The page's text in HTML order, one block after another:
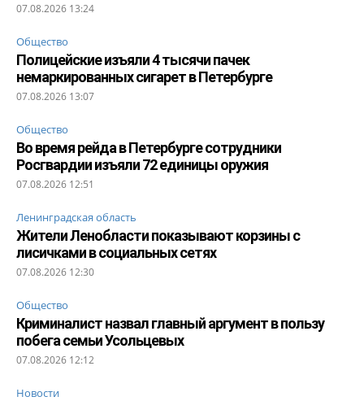
07.08.2026 13:24
Общество
Полицейские изъяли 4 тысячи пачек
немаркированных сигарет в Петербурге
07.08.2026 13:07
Общество
Во время рейда в Петербурге сотрудники
Росгвардии изъяли 72 единицы оружия
07.08.2026 12:51
Ленинградская область
Жители Ленобласти показывают корзины с
лисичками в социальных сетях
07.08.2026 12:30
Общество
Криминалист назвал главный аргумент в пользу
побега семьи Усольцевых
07.08.2026 12:12
Новости